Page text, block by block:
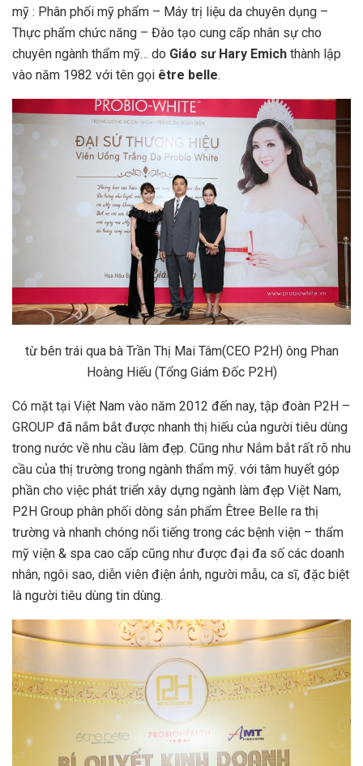
mỹ : Phân phối mỹ phẩm – Máy trị liệu da chuyên dụng –
Thực phẩm chức năng – Đào tạo cung cấp nhân sự cho
chuyên ngành thẩm mỹ… do Giáo sư Hary Emich thành lập
vào năm 1982 với tên gọi être belle.
từ bên trái qua bà Trần Thị Mai Tâm(CEO P2H) ông Phan
Hoàng Hiếu (Tổng Giám Đốc P2H)
Có mặt tại Việt Nam vào năm 2012 đến nay, tập đoàn P2H –
GROUP đã nắm bắt được nhanh thị hiếu của người tiêu dùng
trong nước về nhu cầu làm đẹp. Cũng như Nắm bắt rất rõ nhu
cầu của thị trường trong ngành thẩm mỹ. với tâm huyết góp
phần cho việc phát triển xây dựng ngành làm đẹp Việt Nam,
P2H Group phân phối dòng sản phẩm Êtree Belle ra thị
trường và nhanh chóng nổi tiếng trong các bệnh viện – thẩm
mỹ viện & spa cao cấp cũng như được đại đa số các doanh
nhân, ngôi sao, diễn viên điện ảnh, người mẫu, ca sĩ, đặc biệt
là người tiêu dùng tin dùng.